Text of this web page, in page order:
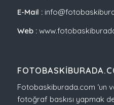
E-Mail :
Web :
Fotobaskiburada.com ‘un
fotoğraf baskısı yapmak